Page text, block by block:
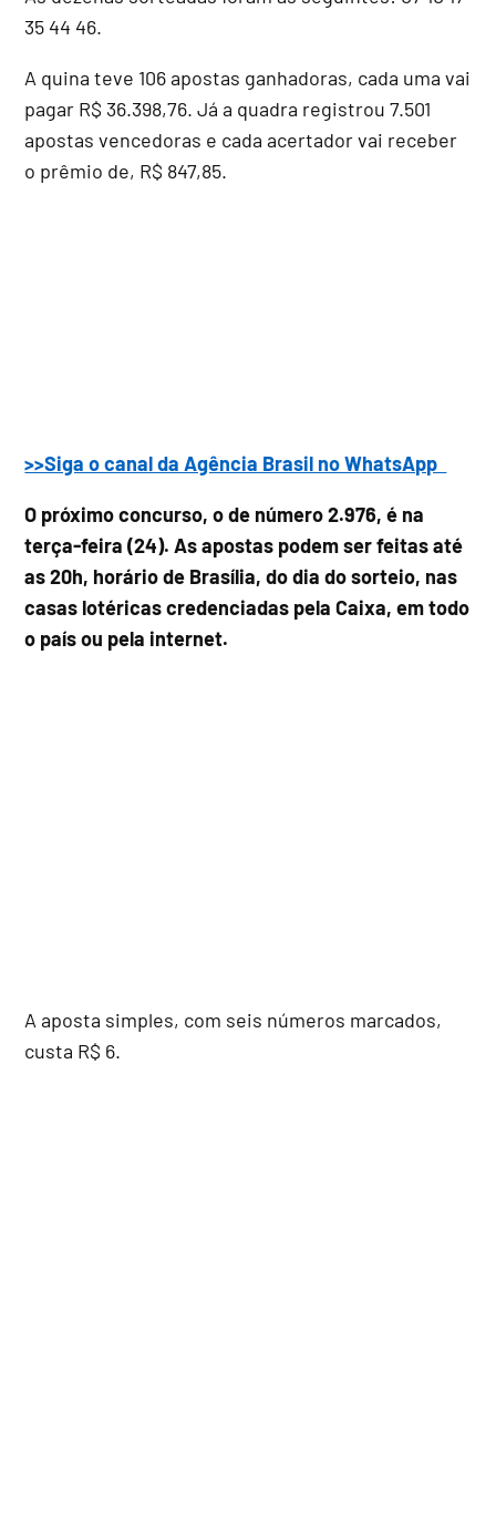
35 44 46.
A quina teve 106 apostas ganhadoras, cada uma vai
pagar R$ 36.398,76. Já a quadra registrou 7.501
apostas vencedoras e cada acertador vai receber
o prêmio de, R$ 847,85.
>>Siga o canal da Agência Brasil no WhatsApp
O próximo concurso, o de número 2.976, é na
terça-feira (24). As apostas podem ser feitas até
as 20h, horário de Brasília, do dia do sorteio, nas
casas lotéricas credenciadas pela Caixa, em todo
o país ou pela internet.
A aposta simples, com seis números marcados,
custa R$ 6.